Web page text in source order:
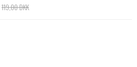
119,00 DKK